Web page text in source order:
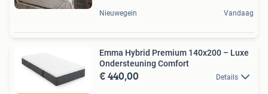
Nieuwegein Vandaag
Emma Hybrid Premium 140x200 – Luxe
Ondersteuning Comfort
€ 440,00 Details